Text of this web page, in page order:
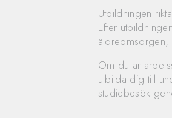
Utbildningen
Efter
äldreomsorgen,
Om du är
utbilda dig till
studiebesök